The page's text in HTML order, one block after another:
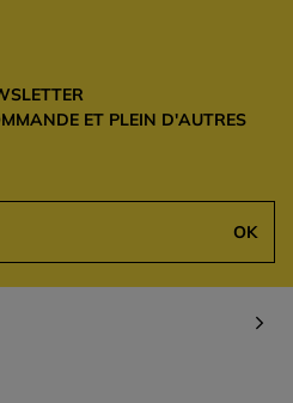
ET PLEIN D'AUTRES
OK